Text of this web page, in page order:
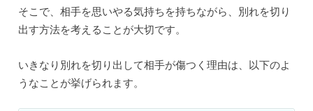
そこで、相手を思いやる気持ちを持ちながら、別れを切り
出す方法を考えることが大切です。
いきなり別れを切り出して相手が傷つく理由は、以下のよ
うなことが挙げられます。